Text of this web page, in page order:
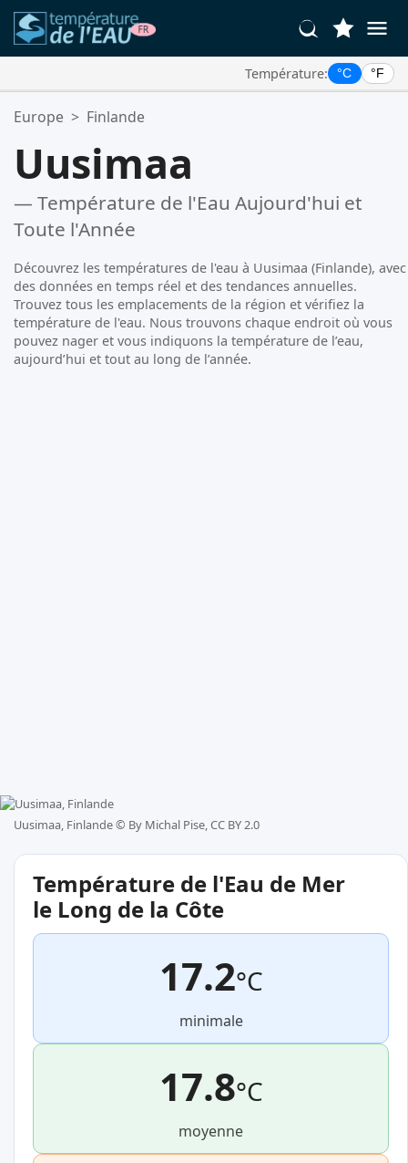
Température: °C °F
Vos Lieux Favoris:
Europe > Finlande
Uusimaa
— Température de l'Eau Aujourd'hui et
Toute l'Année
Découvrez les températures de l'eau à Uusimaa (Finlande), avec
des données en temps réel et des tendances annuelles.
Trouvez tous les emplacements de la région et vérifiez la
température de l'eau. Nous trouvons chaque endroit où vous
pouvez nager et vous indiquons la température de l’eau,
aujourd’hui et tout au long de l’année.
Uusimaa, Finlande © By Michal Pise, CC BY 2.0
Température de l'Eau de Mer
le Long de la Côte
17.2°C
minimale
17.8°C
moyenne